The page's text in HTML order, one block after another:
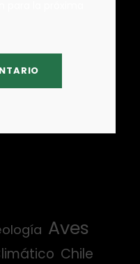
Aves
Chile